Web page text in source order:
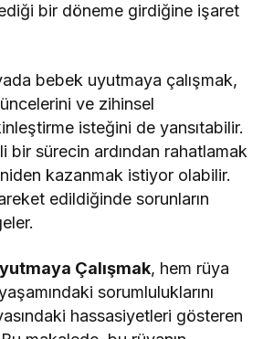
bir döneme girdiğine işaret
bebek uyutmaya çalışmak,
ve zihinsel
isteğini de yansıtabilir.
bir sürecin ardından rahatlamak
kazanmak istiyor olabilir.
edildiğinde sorunların
Çalışmak, hem rüya
sorumluluklarını
hassasiyetleri gösteren